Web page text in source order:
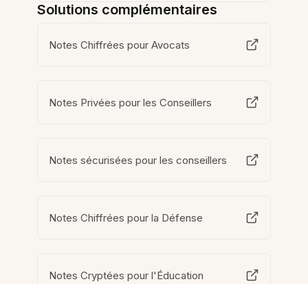
Solutions complémentaires
Notes Chiffrées pour Avocats
Notes Privées pour les Conseillers
Notes sécurisées pour les conseillers
Notes Chiffrées pour la Défense
Notes Cryptées pour l'Éducation